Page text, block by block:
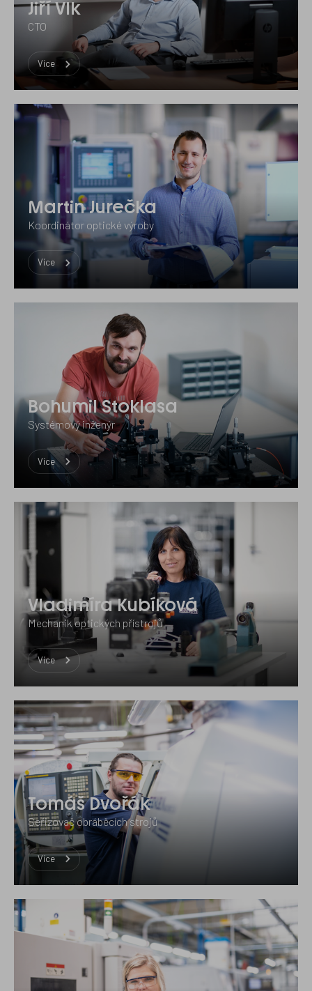
Jiří Vlk
CTO
Více
Martin Jurečka
Koordinátor optické výroby
Více
Bohumil Stoklasa
Systémový inženýr
Více
Vladimíra Kubíková
Mechanik optických přístrojů
Více
Tomáš Dvořák
Seřizovač obráběcích strojů
Více